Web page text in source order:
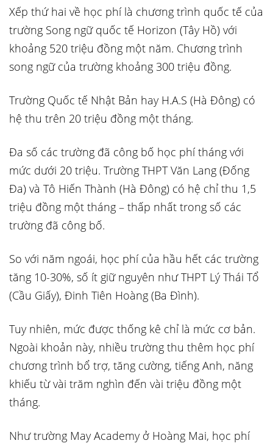
Xếp thứ hai về học phí là chương trình quốc tế của
trường Song ngữ quốc tế Horizon (Tây Hồ) với
khoảng 520 triệu đồng một năm. Chương trình
song ngữ của trường khoảng 300 triệu đồng.
Trường Quốc tế Nhật Bản hay H.A.S (Hà Đông) có
hệ thu trên 20 triệu đồng một tháng.
Đa số các trường đã công bố học phí tháng với
mức dưới 20 triệu. Trường THPT Văn Lang (Đống
Đa) và Tô Hiến Thành (Hà Đông) có hệ chỉ thu 1,5
triệu đồng một tháng – thấp nhất trong số các
trường đã công bố.
So với năm ngoái, học phí của hầu hết các trường
tăng 10-30%, số ít giữ nguyên như THPT Lý Thái Tổ
(Cầu Giấy), Đinh Tiên Hoàng (Ba Đình).
Tuy nhiên, mức được thống kê chỉ là mức cơ bản.
Ngoài khoản này, nhiều trường thu thêm học phí
chương trình bổ trợ, tăng cường, tiếng Anh, năng
khiếu từ vài trăm nghìn đến vài triệu đồng một
tháng.
Như trường May Academy ở Hoàng Mai, học phí